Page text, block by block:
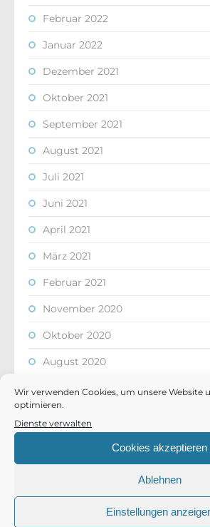
Wir verwenden Cookies, um unsere Website
optimieren.
Dienste verwalten
Cookies akzeptieren
Ablehnen
Einstellungen
Februar 2022
Januar 2022
Dezember 2021
Oktober 2021
September 2021
August 2021
Juli 2021
Juni 2021
April 2021
März 2021
Februar 2021
November 2020
Oktober 2020
August 2020
Juli 2020
April 2020
März 2020
Februar 2020